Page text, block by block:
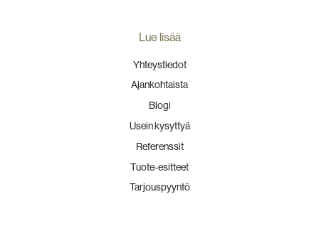
Lue lisää
Yhteystiedot
Ajankohtaista
Blogi
Usein kysyttyä
Referenssit
Tuote-esitteet
Tarjouspyyntö